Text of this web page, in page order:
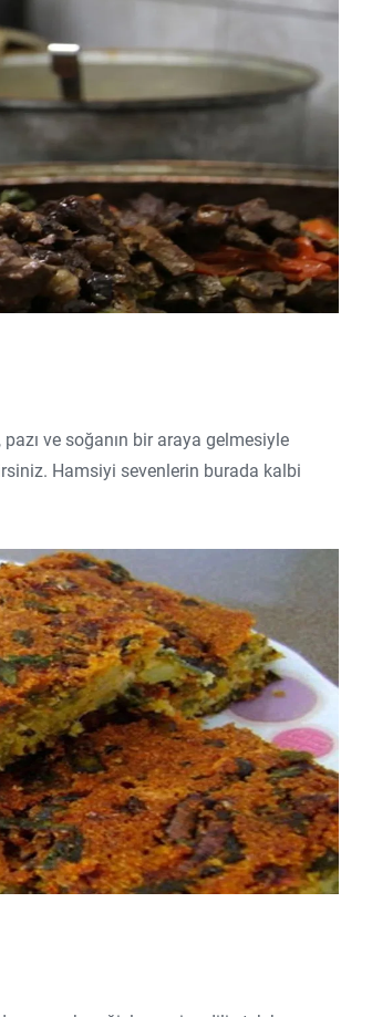
ve soğanın bir araya gelmesiyle
Hamsiyi sevenlerin burada kalbi